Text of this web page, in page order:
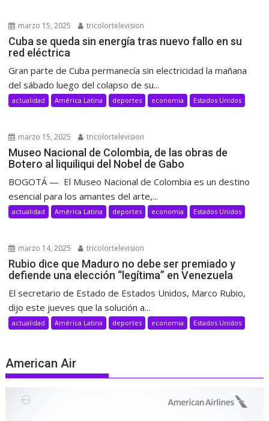
marzo 15, 2025 tricolortelevision
Cuba se queda sin energía tras nuevo fallo en su
red eléctrica
Gran parte de Cuba permanecía sin electricidad la mañana
del sábado luego del colapso de su...
actualidad América Latina deportes economia Estados Unidos
marzo 15, 2025 tricolortelevision
Museo Nacional de Colombia, de las obras de
Botero al liquiliqui del Nobel de Gabo
BOGOTÁ — El Museo Nacional de Colombia es un destino
esencial para los amantes del arte,...
actualidad América Latina deportes economia Estados Unidos
marzo 14, 2025 tricolortelevision
Rubio dice que Maduro no debe ser premiado y
defiende una elección “legítima” en Venezuela
El secretario de Estado de Estados Unidos, Marco Rubio,
dijo este jueves que la solución a...
actualidad América Latina deportes economia Estados Unidos
American Air